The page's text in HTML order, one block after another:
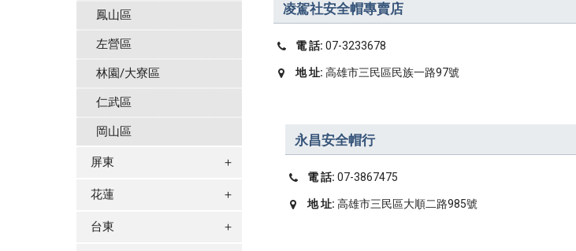
鳳山區
左營區
林園/大寮區
仁武區
岡山區
屏東 ＋
花蓮 ＋
台東 ＋
凌駕社安全帽專賣店
電 話: 07-3233678
地 址: 高雄市三民區民族一路97號
永昌安全帽行
電 話: 07-3867475
地 址: 高雄市三民區大順二路985號